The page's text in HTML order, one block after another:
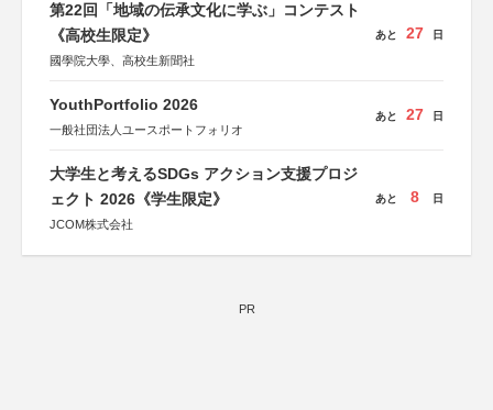
第22回「地域の伝承文化に学ぶ」コンテスト
《高校生限定》
國學院大學、高校生新聞社
あと 27 日
YouthPortfolio 2026
一般社団法人ユースポートフォリオ
あと 27 日
大学生と考えるSDGs アクション支援プロジ
ェクト 2026《学生限定》
JCOM株式会社
あと 8 日
PR